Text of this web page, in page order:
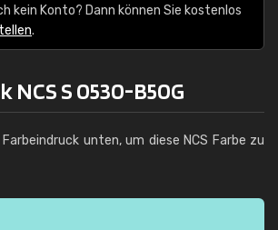
kein Konto? Dann können Sie kostenlos
.
NCS S 0530-B50G
unten, um diese NCS Farbe zu